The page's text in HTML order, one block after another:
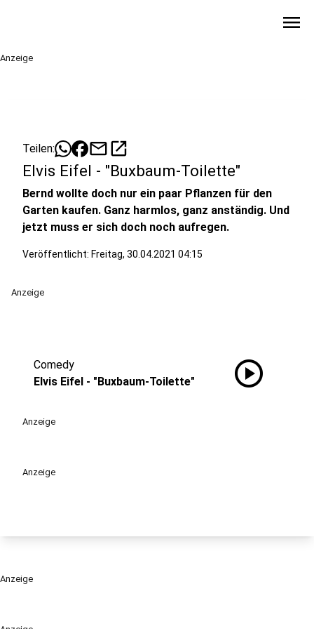
menu
Anzeige
Teilen: mailopen_in_new
Elvis Eifel - "Buxbaum-Toilette"
Bernd wollte doch nur ein paar Pflanzen für den
Garten kaufen. Ganz harmlos, ganz anständig. Und
jetzt muss er sich doch noch aufregen.
Veröffentlicht: Freitag, 30.04.2021 04:15
Anzeige
Comedy
Elvis Eifel - "Buxbaum-Toilette"
play_circle
Anzeige
Anzeige
Anzeige